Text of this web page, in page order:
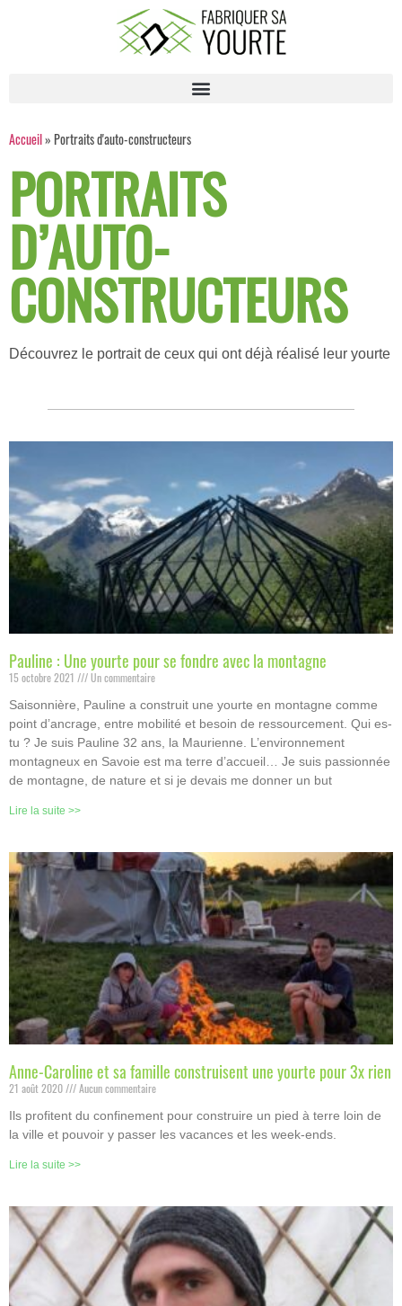
Accueil» Portraits d'auto-constructeurs
PORTRAITS
D’AUTO-
CONSTRUCTEURS
Découvrez le portrait de ceux qui ont déjà réalisé leur yourte
Pauline : Une yourte pour se fondre avec la montagne
15 octobre 2021 Un commentaire
Saisonnière, Pauline a construit une yourte en montagne comme
point d’ancrage, entre mobilité et besoin de ressourcement. Qui es-
tu ? Je suis Pauline 32 ans, la Maurienne. L’environnement
montagneux en Savoie est ma terre d’accueil… Je suis passionnée
de montagne, de nature et si je devais me donner un but
Lire la suite >>
Anne-Caroline et sa famille construisent une yourte pour 3x rien
21 août 2020 Aucun commentaire
Ils profitent du confinement pour construire un pied à terre loin de
la ville et pouvoir y passer les vacances et les week-ends.
Lire la suite >>